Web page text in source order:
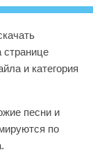
странице
и категория
песни и
по